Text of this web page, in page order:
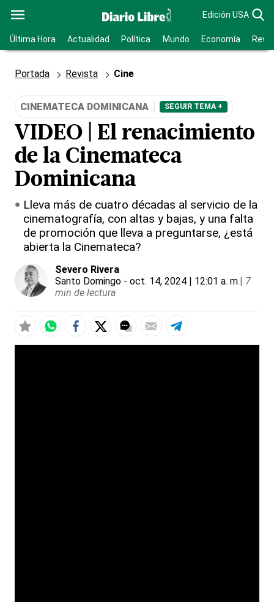
Edición USA
Última Hora Actualidad Política Mundo Economía
Portada Revista Cine
CINEMATECA DOMINICANA SEGUIR TEMA +
VIDEO | El renacimiento
de la Cinemateca
Dominicana
Lleva más de cuatro décadas al servicio de la
cinematografía, con altas y bajas, y una falta
de promoción que lleva a preguntarse, ¿está
abierta la Cinemateca?
Severo Rivera
Santo Domingo - oct. 14, 2024 | 12:01 a. m.| 7
min de lectura